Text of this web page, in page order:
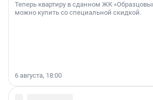
Теперь квартиру в сданном ЖК
можно купить со специальной скидкой.
6 августа, 18:00